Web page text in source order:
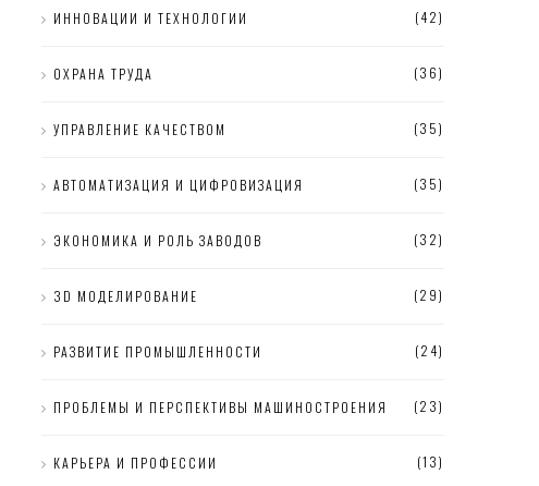
ИННОВАЦИИ И ТЕХНОЛОГИИ (42)
ОХРАНА ТРУДА (36)
УПРАВЛЕНИЕ КАЧЕСТВОМ (35)
АВТОМАТИЗАЦИЯ И ЦИФРОВИЗАЦИЯ (35)
ЭКОНОМИКА И РОЛЬ ЗАВОДОВ (32)
3D МОДЕЛИРОВАНИЕ (29)
РАЗВИТИЕ ПРОМЫШЛЕННОСТИ (24)
ПРОБЛЕМЫ И ПЕРСПЕКТИВЫ МАШИНОСТРОЕНИЯ (23)
КАРЬЕРА И ПРОФЕССИИ (13)